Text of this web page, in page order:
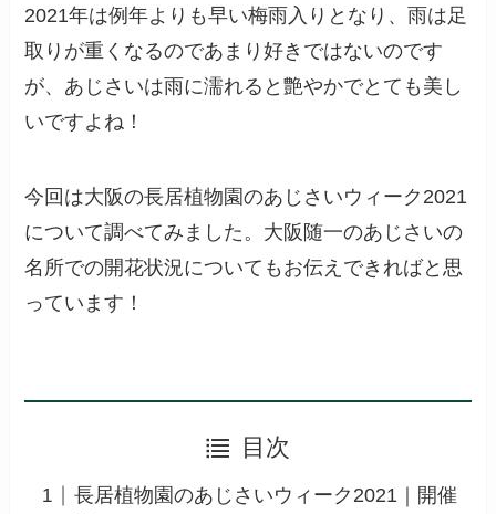
2021年は例年よりも早い梅雨入りとなり、雨は足
取りが重くなるのであまり好きではないのです
が、あじさいは雨に濡れると艶やかでとても美し
いですよね！
今回は大阪の長居植物園のあじさいウィーク2021
について調べてみました。大阪随一のあじさいの
名所での開花状況についてもお伝えできればと思
っています！
目次
長居植物園のあじさいウィーク2021｜開催